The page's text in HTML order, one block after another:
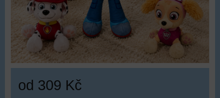
od 309 Kč